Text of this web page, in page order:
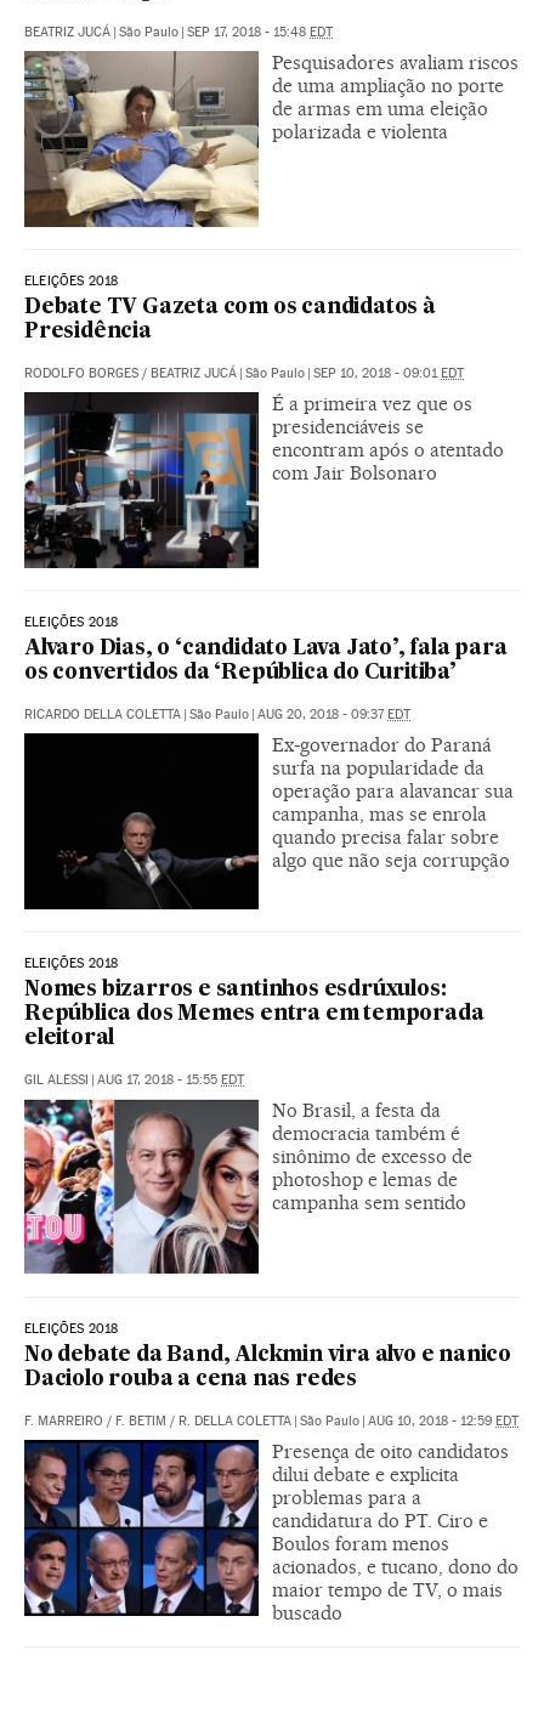
BEATRIZ JUCÁ São Paulo SEP 17, 2018 - 15:48 EDT
Pesquisadores avaliam riscos
de uma ampliação no porte
de armas em uma eleição
polarizada e violenta
ELEIÇÕES 2018
Debate TV Gazeta com os candidatos à
Presidência
RODOLFO BORGES / BEATRIZ JUCÁ São Paulo SEP 10, 2018 - 09:01 EDT
É a primeira vez que os
presidenciáveis se
encontram após o atentado
com Jair Bolsonaro
ELEIÇÕES 2018
Alvaro Dias, o ‘candidato Lava Jato’, fala para
os convertidos da ‘República do Curitiba’
RICARDO DELLA COLETTA | São Paulo | AUG 20, 2018 - 09:37EDT
Ex-governador do Paraná
surfa na popularidade da
operação para alavancar sua
campanha, mas se enrola
quando precisa falar sobre
algo que não seja corrupção
ELEIÇÕES 2018
Nomes bizarros e santinhos esdrúxulos:
República dos Memes entra em temporada
eleitoral
GIL ALESSI | AUG 17, 2018 - 15:55 EDT
No Brasil, a festa da
democracia também é
sinônimo de excesso de
photoshop e lemas de
campanha sem sentido
ELEIÇÕES 2018
No debate da Band, Alckmin vira alvo e nanico
Daciolo rouba a cena nas redes
F. MARREIRO / F. BETIM / R. DELLA COLETTA | São Paulo | AUG 10, 2018 - 12:59 EDT
Presença de oito candidatos
dilui debate e explicita
problemas para a
candidatura do PT. Ciro e
Boulos foram menos
acionados, e tucano, dono do
maior tempo de TV, o mais
buscado